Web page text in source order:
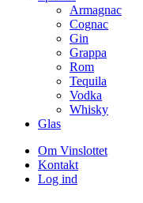
Armagnac
Cognac
Gin
Grappa
Rom
Tequila
Vodka
Whisky
Glas
Om Vinslottet
Kontakt
Log ind